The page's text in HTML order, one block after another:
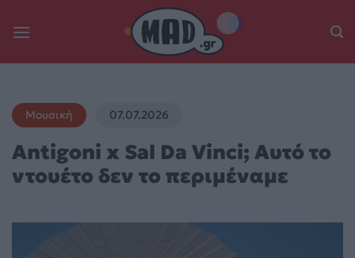
Μουσική 07.07.2026
Antigoni x Sal Da Vinci; Αυτό το
ντουέτο δεν το περιμέναμε